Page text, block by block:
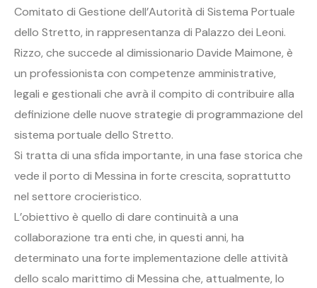
Comitato di Gestione dell’Autorità di Sistema Portuale
dello Stretto, in rappresentanza di Palazzo dei Leoni.
Rizzo, che succede al dimissionario Davide Maimone, è
un professionista con competenze amministrative,
legali e gestionali che avrà il compito di contribuire alla
definizione delle nuove strategie di programmazione del
sistema portuale dello Stretto.
Si tratta di una sfida importante, in una fase storica che
vede il porto di Messina in forte crescita, soprattutto
nel settore crocieristico.
L’obiettivo è quello di dare continuità a una
collaborazione tra enti che, in questi anni, ha
determinato una forte implementazione delle attività
dello scalo marittimo di Messina che, attualmente, lo